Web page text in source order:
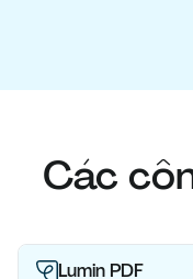
Các
Lumin PDF